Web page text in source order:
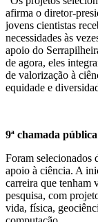
afirma o diretor-
jovens cientistas
necessidades às
apoio do
de agora, eles
de valorização à
equidade e
9ª chamada
Foram selecionados
apoio à ciência. A
carreira que tenham
pesquisa, com
vida, física,